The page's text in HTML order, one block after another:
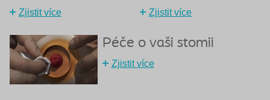
Zjistit více Zjistit více
Péče o vaši stomii
Zjistit více